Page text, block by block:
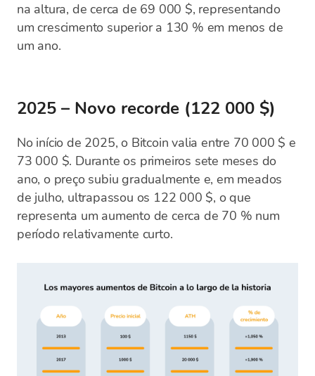
na altura, de cerca de 69 000 $, representando
um crescimento superior a 130 % em menos de
um ano.
2025 – Novo recorde (122 000 $)
No início de 2025, o Bitcoin valia entre 70 000 $ e
73 000 $. Durante os primeiros sete meses do
ano, o preço subiu gradualmente e, em meados
de julho, ultrapassou os 122 000 $, o que
representa um aumento de cerca de 70 % num
período relativamente curto.